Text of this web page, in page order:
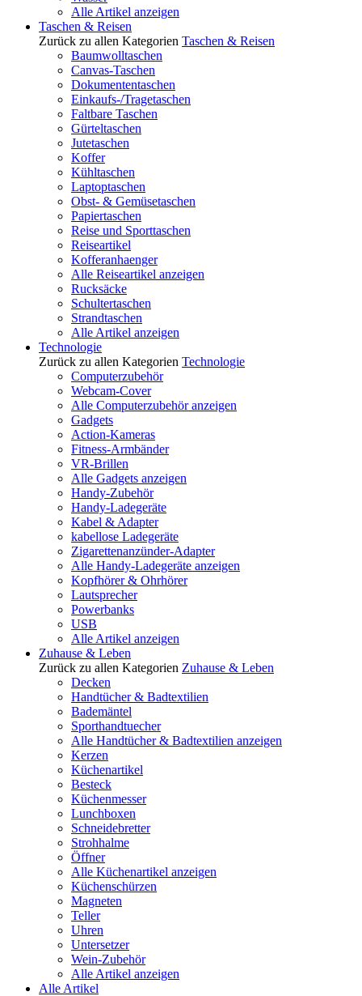
Alle Artikel anzeigen
Taschen & Reisen
Zurück zu allen Kategorien Taschen & Reisen
Baumwolltaschen
Canvas-Taschen
Dokumententaschen
Einkaufs-/Tragetaschen
Faltbare Taschen
Gürteltaschen
Jutetaschen
Koffer
Kühltaschen
Laptoptaschen
Obst- & Gemüsetaschen
Papiertaschen
Reise und Sporttaschen
Reiseartikel
Kofferanhaenger
Alle Reiseartikel anzeigen
Rucksäcke
Schultertaschen
Strandtaschen
Alle Artikel anzeigen
Technologie
Zurück zu allen Kategorien Technologie
Computerzubehör
Webcam-Cover
Alle Computerzubehör anzeigen
Gadgets
Action-Kameras
Fitness-Armbänder
VR-Brillen
Alle Gadgets anzeigen
Handy-Zubehör
Handy-Ladegeräte
Kabel & Adapter
kabellose Ladegeräte
Zigarettenanzünder-Adapter
Alle Handy-Ladegeräte anzeigen
Kopfhörer & Ohrhörer
Lautsprecher
Powerbanks
USB
Alle Artikel anzeigen
Zuhause & Leben
Zurück zu allen Kategorien Zuhause & Leben
Decken
Handtücher & Badtextilien
Bademäntel
Sporthandtuecher
Alle Handtücher & Badtextilien anzeigen
Kerzen
Küchenartikel
Besteck
Küchenmesser
Lunchboxen
Schneidebretter
Strohhalme
Öffner
Alle Küchenartikel anzeigen
Küchenschürzen
Magneten
Teller
Uhren
Untersetzer
Wein-Zubehör
Alle Artikel anzeigen
Alle Artikel